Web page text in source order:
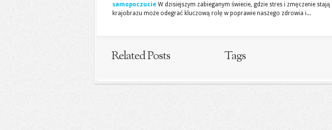
samopoczucie W dzisiejszym zabieganym świecie, gdzie stres i zmęczenie
krajobrazu może odegrać kluczową rolę w poprawie naszego zdrowia i...
Related Posts Tags